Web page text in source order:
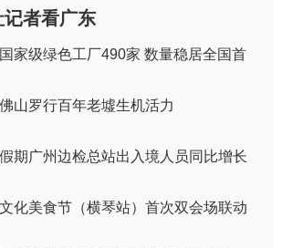
记者看广东
家级绿色工厂490家 数量稳居全国首
山罗行百年老墟生机活力
期广州边检总站出入境人员同比增长
化美食节（横琴站）首次双会场联动